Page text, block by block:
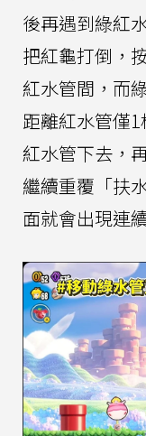
後再遇到綠紅
把紅龜打倒，
紅水管間，而
距離紅水管僅1
紅水管下去，
繼續重覆「扶
面就會出現連